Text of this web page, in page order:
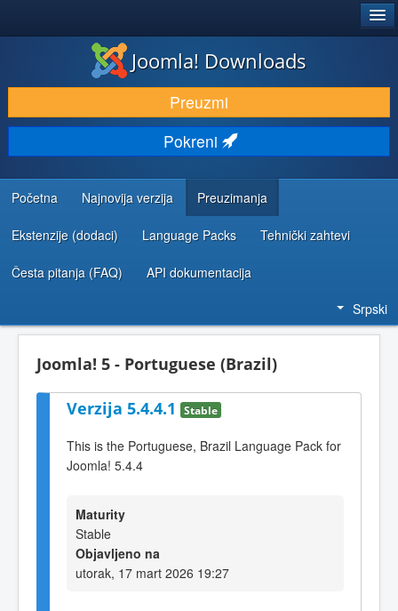
PREUZIMANJE I PROŠIRENJA (EKSTENZIJE)
OTKRIJTE I NAUČITE
ZAJEDNICA I PODRŠKA
RESURSI ZA RAZVOJ
Joomla! Downloads
Preuzmi
Pokreni
Početna Najnovija verzija Preuzimanja
Ekstenzije (dodaci) Language Packs Tehnički zahtevi
Česta pitanja (FAQ) API dokumentacija
Srpski
Joomla! 5 - Portuguese (Brazil)
Verzija 5.4.4.1 Stable
This is the Portuguese, Brazil Language Pack for
Joomla! 5.4.4
Maturity
Stable
Objavljeno na
utorak, 17 mart 2026 19:27